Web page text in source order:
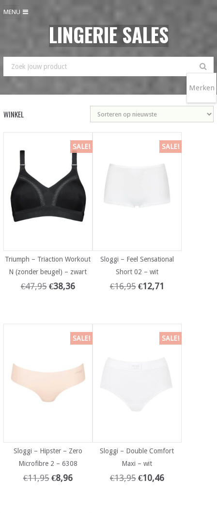
MENU
LINGERIE SALES
WINKEL
SALE!
Triumph – Triaction Workout
N (zonder beugel) – zwart
€47,95 €38,36
SALE!
Sloggi – Feel Sensational
Short 02 – wit
€16,95 €12,71
SALE!
Sloggi – Hipster – Zero
Microfibre 2 – 6308
€11,95 €8,96
SALE!
Sloggi – Double Comfort
Maxi – wit
€13,95 €10,46
Merken